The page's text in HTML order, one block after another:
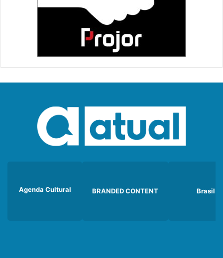
Agenda Cultural BRANDED CONTENT Brasil